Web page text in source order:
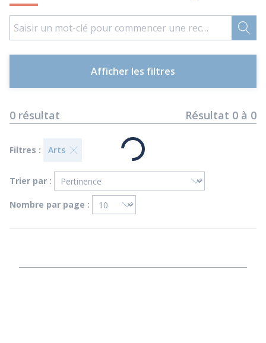
Afficher les filtres
0 résultat Résultat 0 à 0
Filtres : Arts
Trier par :
Nombre par page :